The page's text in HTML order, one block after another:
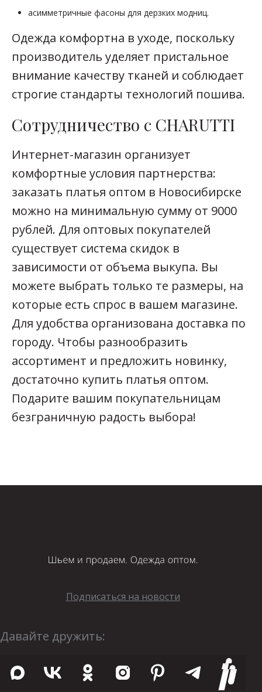
асимметричные фасоны для дерзких модниц.
Одежда комфортна в уходе, поскольку
производитель уделяет пристальное
внимание качеству тканей и соблюдает
строгие стандарты технологий пошива.
Сотрудничество с CHARUTTI
Интернет-магазин организует
комфортные условия партнерства:
заказать платья оптом в Новосибирске
можно на минимальную сумму от 9000
рублей. Для оптовых покупателей
существует система скидок в
зависимости от объема выкупа. Вы
можете выбрать только те размеры, на
которые есть спрос в вашем магазине.
Для удобства организована доставка по
городу. Чтобы разнообразить
ассортимент и предложить новинку,
достаточно купить платья оптом.
Подарите вашим покупательницам
безграничную радость выбора!
Подписаться на новости
Давайте дружить: